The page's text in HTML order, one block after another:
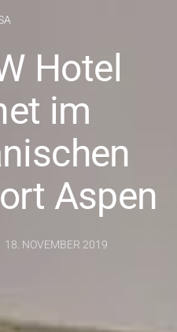
Hotel
im
Aspen
18. NOVEMBER 2019